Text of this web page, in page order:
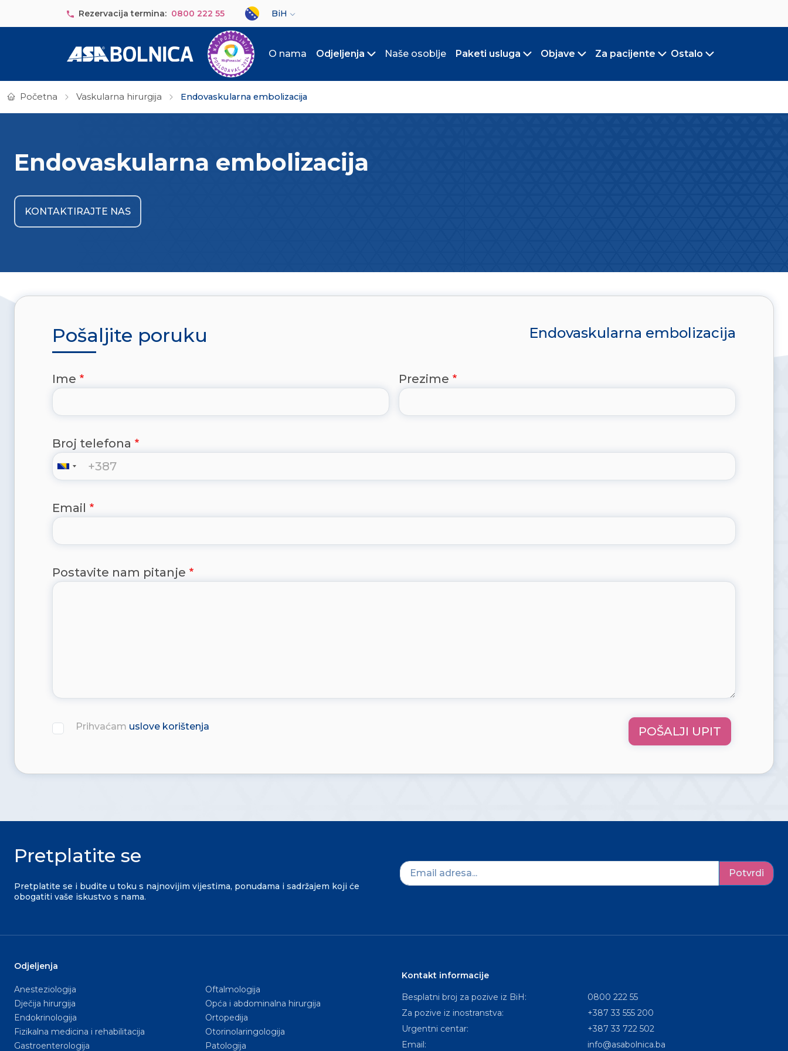
Rezervacija termina: 0800 222 55
Select your language
BiH
O nama Odjeljenja
Toggle submenu
Naše osoblje Paketi usluga
Toggle submenu
Objave
Toggle submenu
Za pacijente
Toggle submenu
Ostalo
Toggle
Početna Vaskularna hirurgija Endovaskularna embolizacija
Endovaskularna embolizacija
KONTAKTIRAJTE NAS
Pošaljite poruku Endovaskularna embolizacija
Ime Prezime
Broj telefona
Email
Postavite nam pitanje
Prihvaćam uslove korištenja POŠALJI UPIT
Pretplatite se
Pretplatite se i budite u toku s najnovijim vijestima, ponudama i sadržajem koji će
obogatiti vaše iskustvo s nama.
Potvrdi
Odjeljenja
Anesteziologija
Dječija hirurgija
Endokrinologija
Fizikalna medicina i rehabilitacija
Gastroenterologija
Oftalmologija
Opća i abdominalna hirurgija
Ortopedija
Otorinolaringologija
Patologija
Kontakt informacije
Besplatni broj za pozive iz BiH:
0800 222 55
Za pozive iz inostranstva:
+387 33 555 200
Urgentni centar:
+387 33 722 502
Email:
info@asabolnica.ba